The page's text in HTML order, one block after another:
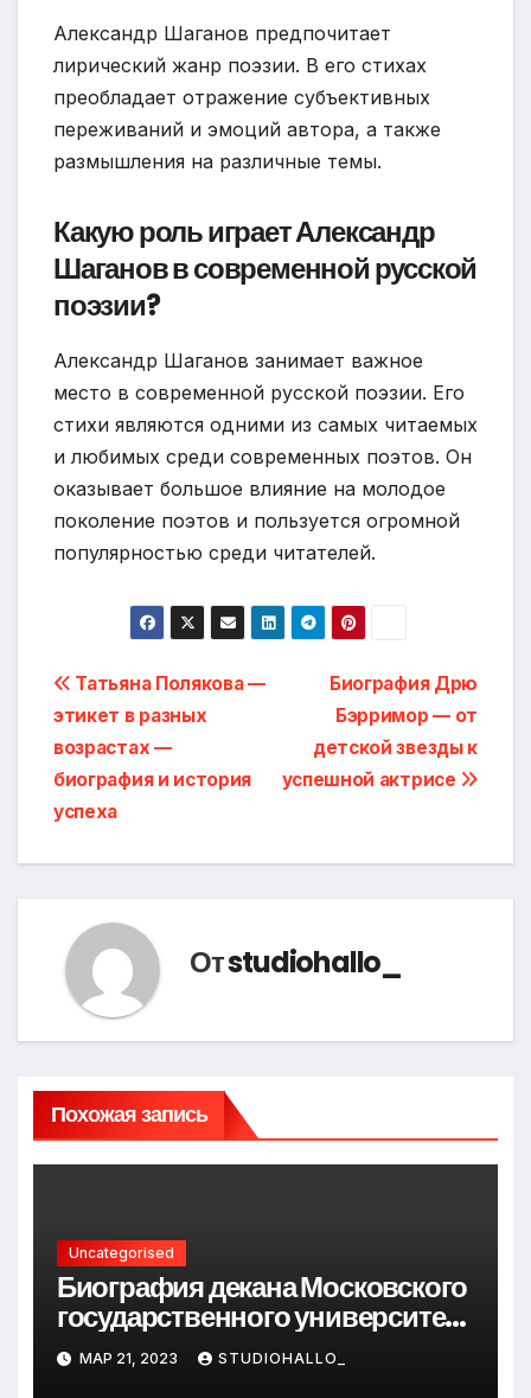
Александр Шаганов предпочитает
лирический жанр поэзии. В его стихах
преобладает отражение субъективных
переживаний и эмоций автора, а также
размышления на различные темы.
Какую роль играет Александр
Шаганов в современной русской
поэзии?
Александр Шаганов занимает важное
место в современной русской поэзии. Его
стихи являются одними из самых читаемых
и любимых среди современных поэтов. Он
оказывает большое влияние на молодое
поколение поэтов и пользуется огромной
популярностью среди читателей.
Навигация
по
записям
Биография Дрю
Бэрримор — от
детской звезды к
успешной актрисе
Татьяна Полякова —
этикет в разных
возрастах —
биография и история
успеха
Отstudiohallo_
Похожая запись
Uncategorised
Биография декана Московского
государственного университета
Андрея Сидорова — от студента
до руководителя
МАР 21, 2023 STUDIOHALLO_